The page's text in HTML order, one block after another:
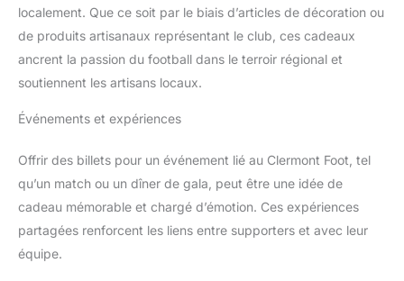
localement. Que ce soit par le biais d’articles de décoration ou
de produits artisanaux représentant le club, ces cadeaux
ancrent la passion du football dans le terroir régional et
soutiennent les artisans locaux.
Événements et expériences
Offrir des billets pour un événement lié au Clermont Foot, tel
qu’un match ou un dîner de gala, peut être une idée de
cadeau mémorable et chargé d’émotion. Ces expériences
partagées renforcent les liens entre supporters et avec leur
équipe.